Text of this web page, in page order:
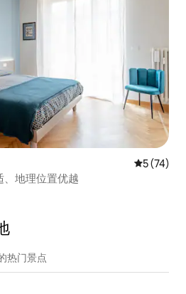
平均评分
5 (74)
、地理位置优越
热门景点